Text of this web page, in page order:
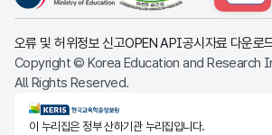
오류 및 허위정보 신고OPEN API공시자료 다운로
Copyright © Korea Education and Research
All Rights Reserved.
KERIS한국교육학술정보원
이 누리집은 정부 산하기관 누리집입니다.